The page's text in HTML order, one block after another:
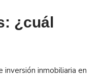
¿cuál
inmobiliaria en